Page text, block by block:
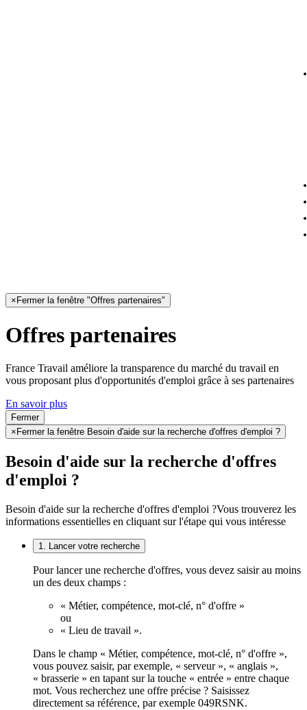
× Fermer la fenêtre "Offres partenaires"
Offres partenaires
France Travail améliore la transparence du marché du travail en
vous proposant plus d'opportunités d'emploi grâce à ses partenaires
En savoir plus
Fermer
× Fermer la fenêtre Besoin d'aide sur la recherche d'offres d'emploi ?
Besoin d'aide sur la recherche d'offres
d'emploi ?
Besoin d'aide sur la recherche d'offres d'emploi ?Vous trouverez les
informations essentielles en cliquant sur l'étape qui vous intéresse
1. Lancer votre recherche
Pour lancer une recherche d'offres, vous devez saisir au moins
un des deux champs :
« Métier, compétence, mot-clé, n° d'offre »
ou
« Lieu de travail ».
Dans le champ « Métier, compétence, mot-clé, n° d'offre »,
vous pouvez saisir, par exemple, « serveur », « anglais »,
« brasserie » en tapant sur la touche « entrée » entre chaque
mot. Vous recherchez une offre précise ? Saisissez
directement sa référence, par exemple 049RSNK.